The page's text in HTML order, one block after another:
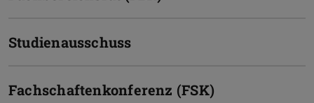
Studienausschuss
Fachschaftenkonferenz (FSK)